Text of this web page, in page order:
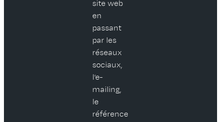
site web
en
passant
par les
réseaux
sociaux,
l’e-
mailing,
le
référence